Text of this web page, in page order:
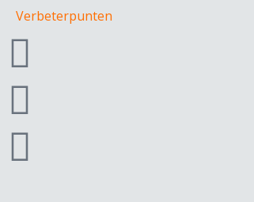
Verbeterpunten
F
a
c
e
I
n
s
L